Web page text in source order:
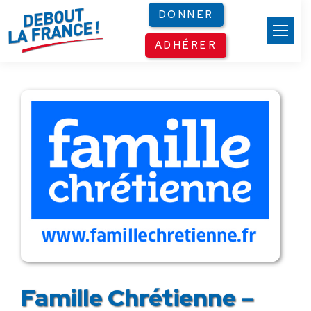
DONNER
ADHÉRER
Famille Chrétienne –
Panneau de gestion des cookies